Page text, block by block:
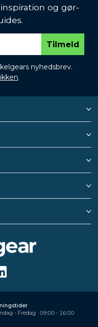
og gør-
Tilmeld
nyhedsbrev.
.
- Fredag
09:00 - 16:00